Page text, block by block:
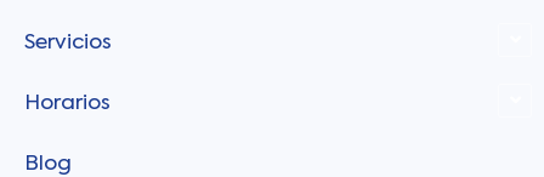
Servicios
Horarios
Blog